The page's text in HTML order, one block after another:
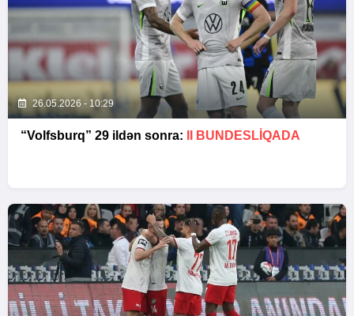
26.05.2026 - 10:29
“Volfsburq” 29 ildən sonra: II BUNDESLİQADA